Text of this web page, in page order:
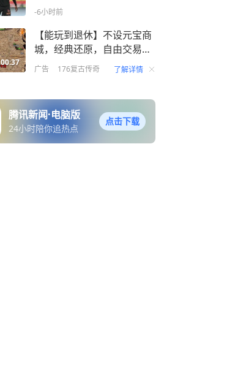
-6小时前
00:37
【能玩到退休】不设元宝商
城，经典还原，自由交易，
装备全靠打！
广告 176复古传奇 了解详情
腾讯新闻·电脑版
24小时陪你追热点
点击下载